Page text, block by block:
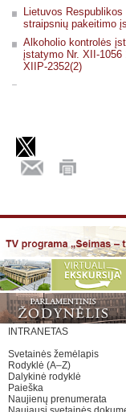
Lietuvos
straipsnių pakeitimo
Alkoholio kontrolės
įstatymo Nr. XII-
XIIP-2352(2)
INTRANETAS
Svetainės žemėlapis
Rodyklė (A–Z)
Dalykinė rodyklė
Paieška
Naujienų prenumerata